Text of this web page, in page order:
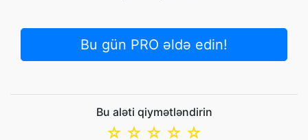
Bu gün PRO əldə edin!
Bu aləti qiymətləndirin
☆
☆
☆
☆
☆